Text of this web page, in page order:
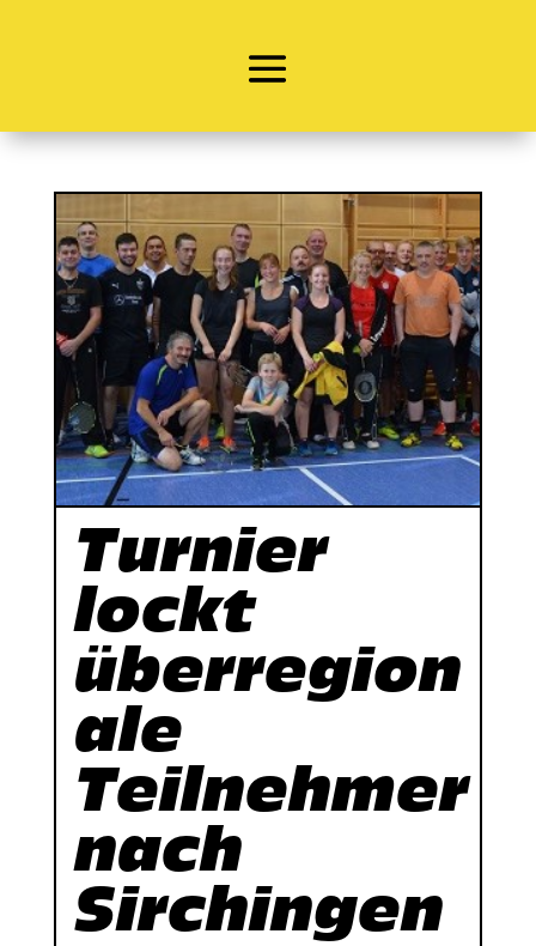
Turnier
lockt
überregion
ale
Teilnehmer
nach
Sirchingen